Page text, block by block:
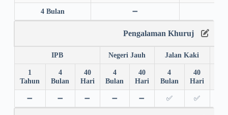
4 Bulan ➖
Pengalaman Khuruj
IPB Negeri Jauh Jalan Kaki
1
Tahun
4
Bulan
40
Hari
4
Bulan
40
Hari
4
Bulan
40
Hari
➖ ➖ ➖ ➖ ➖ ✅ ✅